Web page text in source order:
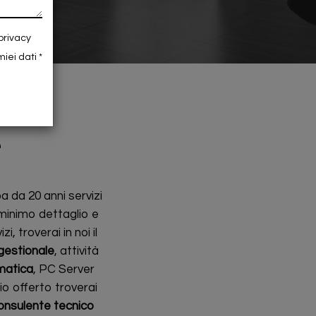
da 20 anni servizi
dettaglio e
troverai in noi il
, attività
, PC Server
offerto troverai
tecnico
dati